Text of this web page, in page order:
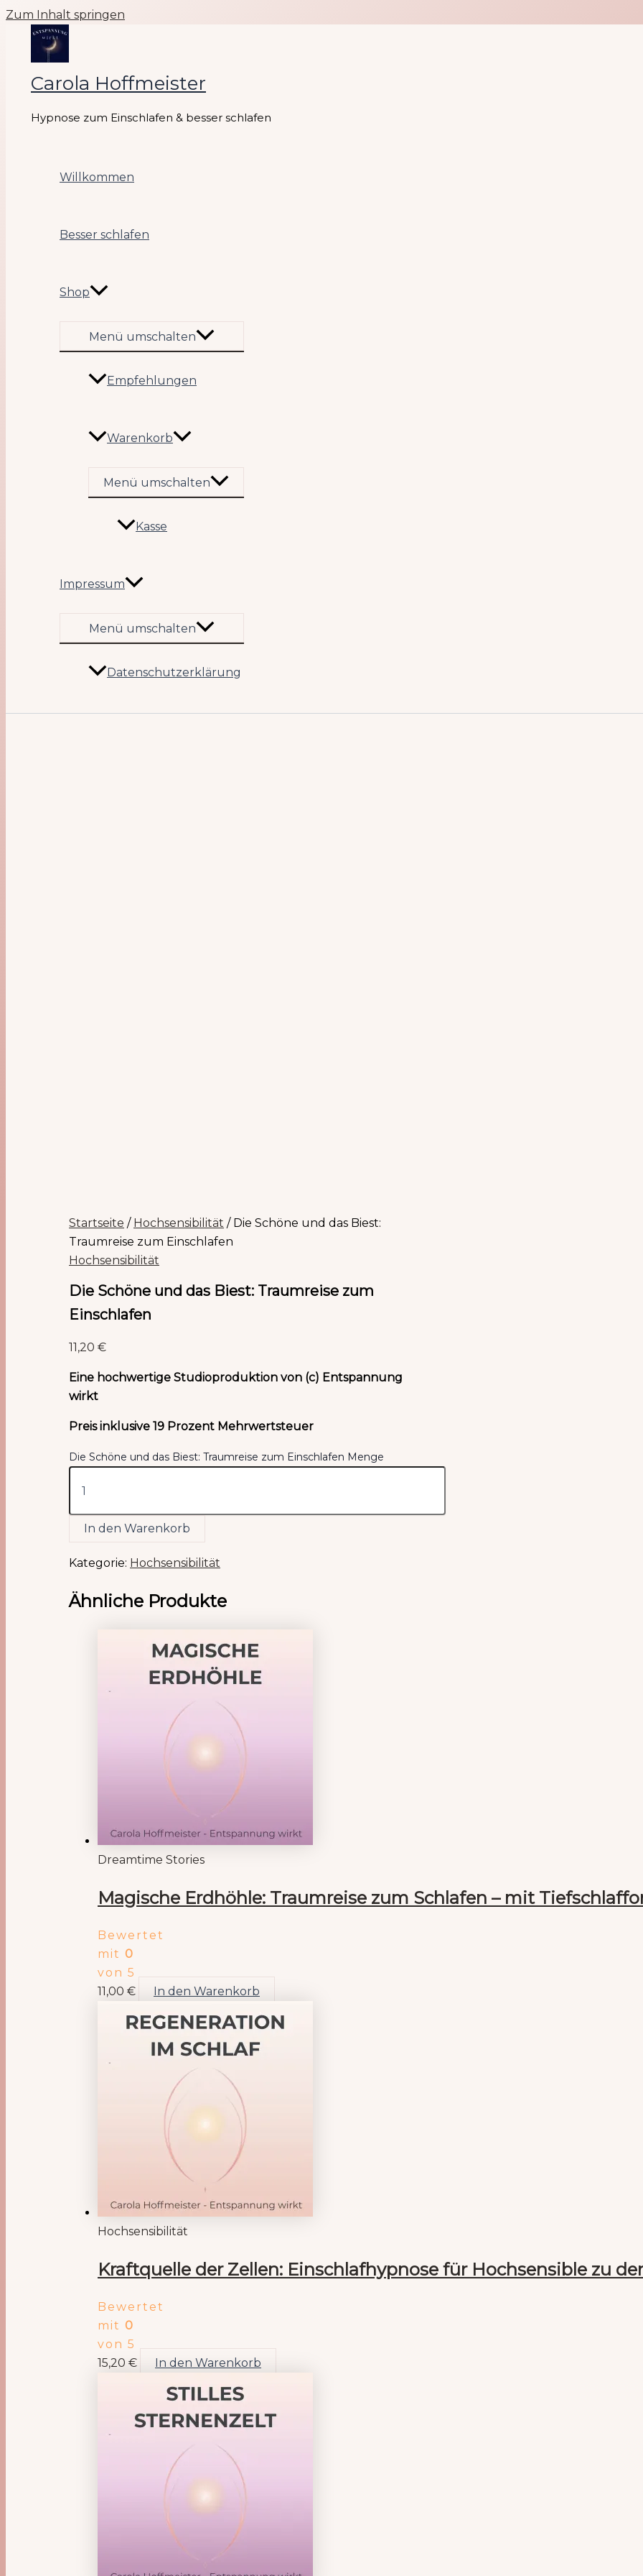
Zum Inhalt springen
Carola Hoffmeister
Hypnose zum Einschlafen & besser schlafen
Willkommen
Besser schlafen
Shop
Menü umschalten
Empfehlungen
Warenkorb
Menü umschalten
Kasse
Impressum
Menü umschalten
Datenschutzerklärung
Startseite / Hochsensibilität / Die Schöne und das Biest:
Traumreise zum Einschlafen
Hochsensibilität
Die Schöne und das Biest: Traumreise zum
Einschlafen
11,20 €
Eine hochwertige Studioproduktion von (c) Entspannung
wirkt
Preis inklusive 19 Prozent Mehrwertsteuer
Die Schöne und das Biest: Traumreise zum Einschlafen Menge
In den Warenkorb
Kategorie: Hochsensibilität
Ähnliche Produkte
Dreamtime Stories
Magische Erdhöhle: Traumreise zum Schlafen – mit
Bewertet
mit 0
von 5
11,00 € In den Warenkorb
Hochsensibilität
Kraftquelle der Zellen: Einschlafhypnose für Hochsensible zu
Bewertet
mit 0
von 5
15,20 € In den Warenkorb